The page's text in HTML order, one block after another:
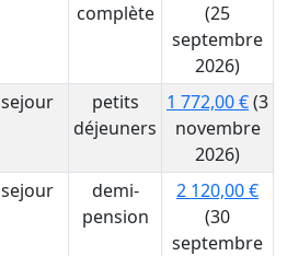
complète
(25
septembre
2026)
sejour
petits
déjeuners
1 772,00 €(3
novembre
2026)
sejour
demi-
pension
2 120,00 €
(30
septembre